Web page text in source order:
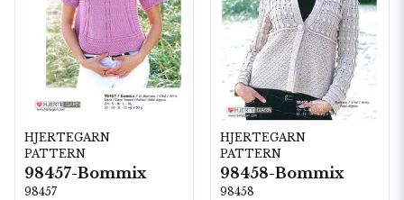
HJERTEGARN
PATTERN
98457-Bommix
98457
HJERTEGARN
PATTERN
98458-Bommix
98458